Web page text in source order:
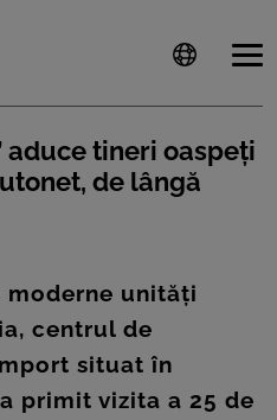
aduce tineri oaspeți
de lângă
moderne unități
centrul de
situat în
primit vizita a 25 de